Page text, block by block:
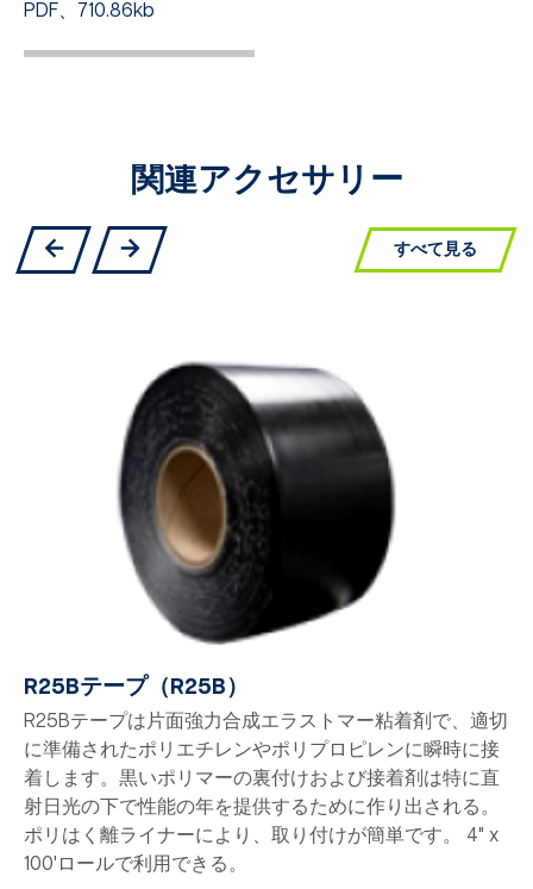
PDF、710.86kb
関連アクセサリー
すべて見る
R25Bテープ（R25B）
R25Bテープは片面強力合成エラストマー粘着剤で、適切
に準備されたポリエチレンやポリプロピレンに瞬時に接
着します。黒いポリマーの裏付けおよび接着剤は特に直
射日光の下で性能の年を提供するために作り出される。
ポリはく離ライナーにより、取り付けが簡単です。 4" x
100'ロールで利用できる。